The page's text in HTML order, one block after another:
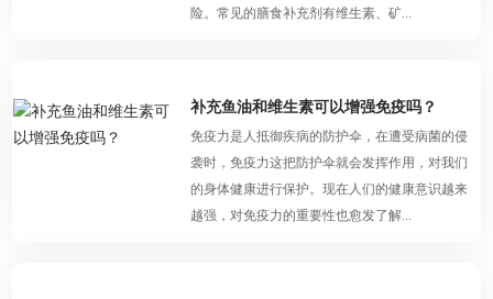
险。常见的膳食补充剂有维生素、矿...
补充鱼油和维生素可以增强免疫吗？
免疫力是人抵御疾病的防护伞，在遭受病菌的侵
袭时，免疫力这把防护伞就会发挥作用，对我们
的身体健康进行保护。现在人们的健康意识越来
越强，对免疫力的重要性也愈发了解...